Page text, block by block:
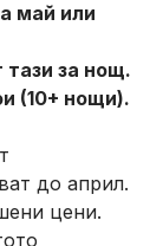
май или
за нощ.
(10+ нощи).
до април.
цени.